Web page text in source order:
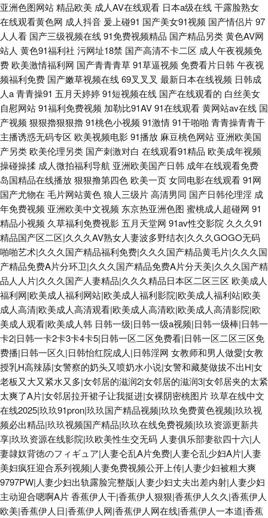
亚洲色图网站精品欧美 成人AV在线观看 日本a级在线干露脸熟女
在线观看黄色网 成人抖音 爰上碰91 国产美女91视频 国产情侣片97
人人看 国产三级视频在线91免费视频精品 国产精品另类黄色AV网
站人 黄色91福利社 污网址18禁 国产高清不卡二区 成人午夜视频免
费 欧美激情福利网 国产青青青草91草逼视频 免费看片日韩 午夜视
频福利免费 国产嫩草视频在线69叉叉叉 最新日本在线视频 日韩成
人a青青操91 五月天婷婷91短视频在线 国产在线观看的 白丝美女
自慰网站91福利免费视频 加勒比91AV91在线观看黄网站av在线 国
产视频 狠狠擼狠狠擼91桃色小视频 91激情91干啪啪 青青操青青干
主播诱惑无码专区 欧美视频电影91播放 麻豆桃色网站 亚洲欧美国
产另类 欧美伦理另类 国产刺激对白 在线观看91精品 欧美成年视频
操碰操揉 成人微拍福利导航 亚洲欧美国产日韩 成年在线观看免费
岛国精品在线播放狠狠撸第四色 欧美一页女同电影在线观看91网
国产尤物在 毛片网站黄色狼人三级片高清男同 国产日韩伦理淫 成
年免费视频 亚洲欧美中文视频 东京热亚洲色图 蜜桃成人超碰网 91
精品小视频 久草福利免费视影 五月天堂网 91av性交影院 久久久91
精品国产区二区|久久久AV熟女人妻波多野结衣|久久久GOGO无码
啪啪艺术|久久久国产精品福利免费|久久久国产精品黄毛片|久久久国
产精品免费A片分环卫|久久久国产精品免费A片分天美|久久久国产精
品人人片|久久久国产人妻精品|久久久精品日本区二区三区 欧美成人
福利网|欧美成人福利网站|欧美成人福利影院|欧美成人福利站|欧美
成人高清|欧美成人高清观看|欧美成人高清欧|欧美成人高清影院|欧
美成人观看|欧美成人韩 日韩一级|日韩一级a视频|日韩一级棒|日韩一
卡2|日韩一卡2卡3卡4卡5|日韩一区二区免费看|日韩一区二区三区免
费播|日韩一区久|日韩怡红院成人|日韩淫网 女教师和男人做愛|女教
授乳H高辣舔|女警察的奶头又喷奶水小说|女警和藏獒做拔不出H|女
老板又大又紧水又多|女邻居的滋润2|女邻居的滋润3|女邻居夹的太紧
太爽了A片|女邻居拉开裙子让我挺进|女裸阴密桃图片玖草在线中文
在线2025|玖玖91pron|玖玖国产精品视频|玖玖免费黄色视频|玖玖视
频必出精品|玖玖视频国产精品|玖玖在线免费视频|玖玖资源更新共
享|玖玖资源在线影院|玖欧美性生交无码 人妻俱乐部妻欲四十六|人
妻隷奴背徳のフィギュア|人妻仑乱A片免费|人妻仑乱少妇A片|人妻
美妇疯狂迎合系列视频|人妻免费视频公开上传|人妻少妇被粗大爽
9797PW|人妻少妇出轨露脸完整版|人妻少妇丈夫出差内射|人妻少妇
主动迎合嗯啊A片香蕉伊人干|香蕉伊人狠狠|香蕉伊人久久|香蕉伊人
欧美|香蕉伊人日|香蕉伊人网|香蕉伊人网在线|香蕉伊人一本道|香蕉